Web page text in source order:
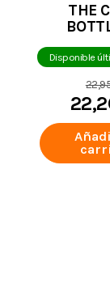
THE
Disponible